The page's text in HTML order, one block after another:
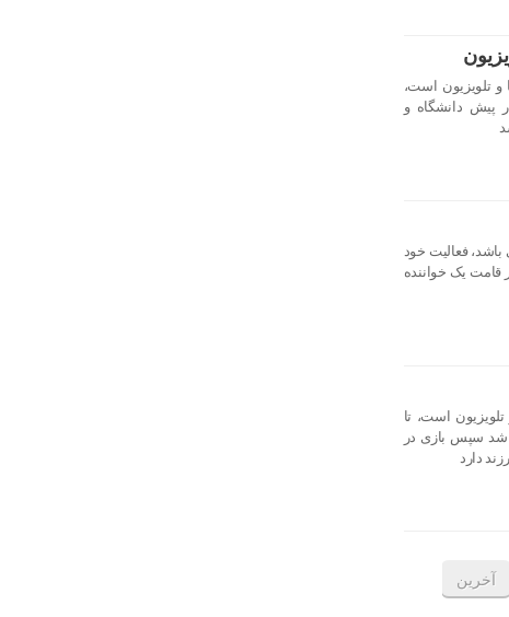
، بازیگر سینما و تلویزیون است،
پیش دانشگاه و
می باشد، فعالیت خود
قامت یک خواننده
سینما و تلویزیون است، تا
شد سپس بازی در
دارد
آخرین